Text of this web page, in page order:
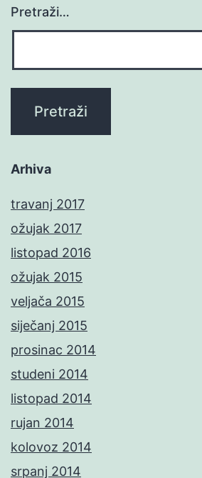
Pretraži…
Arhiva
travanj 2017
ožujak 2017
listopad 2016
ožujak 2015
veljača 2015
siječanj 2015
prosinac 2014
studeni 2014
listopad 2014
rujan 2014
kolovoz 2014
srpanj 2014